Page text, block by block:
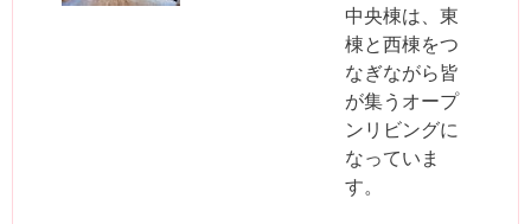
中央棟は、東
棟と西棟をつ
なぎながら皆
が集うオープ
ンリビングに
なっていま
す。